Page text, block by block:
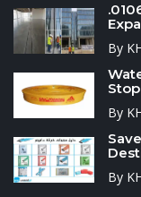
By
Stop
By
By